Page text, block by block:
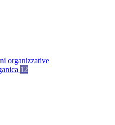
organizzative
12